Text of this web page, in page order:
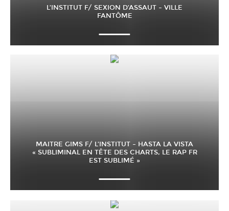
L’INSTITUT F/ SEXION D’ASSAUT – VILLE
FANTÔME
MAITRE GIMS F/ L’INSTITUT – HASTA LA VISTA
« SUBLIMINAL EN TÊTE DES CHARTS, LE RAP FR
EST SUBLIMÉ »